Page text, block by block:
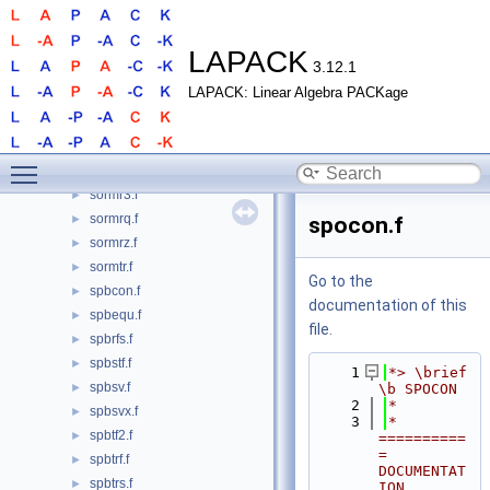
LAPACK 3.12.1
LAPACK: Linear Algebra PACKage
► sormhr.f
► sorml2.f
► sormlq.f
► sormql.f
► sormqr.f
► sormr3.f
► sormrq.f
► sormrz.f
► sormtr.f
► spbcon.f
► spbequ.f
► spbrfs.f
► spbstf.f
► spbsv.f
► spbsvx.f
► spbtf2.f
► spbtrf.f
► spbtrs.f
spocon.f
Go to the
documentation of this
file.
    1
*> \brief
\b SPOCON
    2
*
    3
*
==========
=
DOCUMENTAT